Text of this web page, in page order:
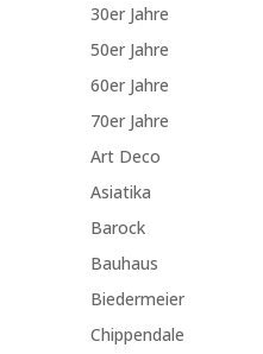
30er Jahre
50er Jahre
60er Jahre
70er Jahre
Art Deco
Asiatika
Barock
Bauhaus
Biedermeier
Chippendale